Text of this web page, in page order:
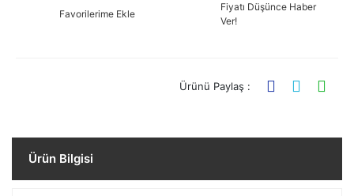
Favorilerime Ekle
Fiyatı Düşünce Haber
Ver!
Ürünü Paylaş :
Ürün Bilgisi